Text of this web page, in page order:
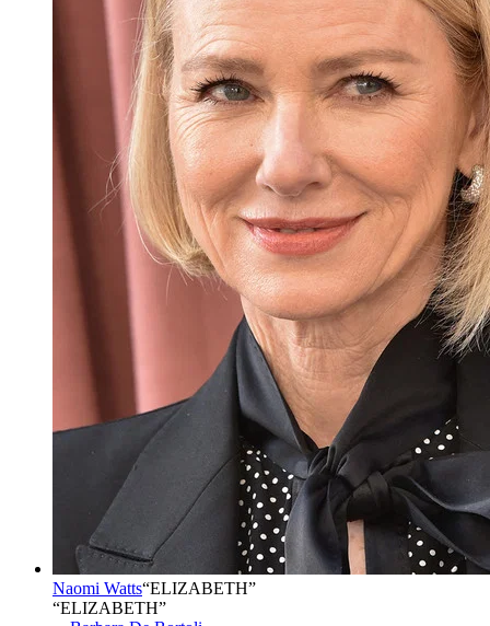
Naomi Watts“ELIZABETH”
“ELIZABETH”